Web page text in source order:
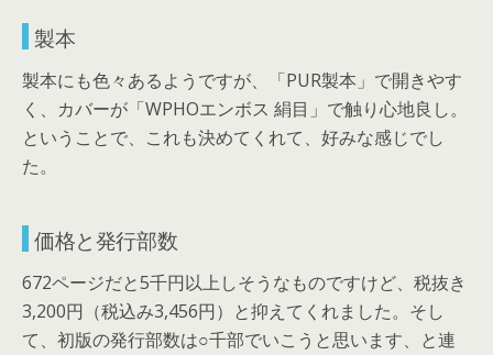
製本
製本にも色々あるようですが、「PUR製本」で開きやす
く、カバーが「WPHOエンボス 絹目」で触り心地良し。
ということで、これも決めてくれて、好みな感じでし
た。
価格と発行部数
672ページだと5千円以上しそうなものですけど、税抜き
3,200円（税込み3,456円）と抑えてくれました。そし
て、初版の発行部数は○千部でいこうと思います、と連